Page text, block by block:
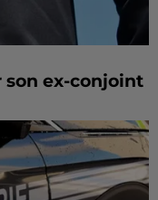
son ex-conjoint